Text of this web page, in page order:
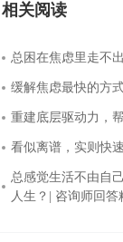
相关阅读
总困在焦虑里走不
缓解焦虑最快的方
重建底层驱动力，
看似离谱，实则快
总感觉生活不由自
人生？| 咨询师回答